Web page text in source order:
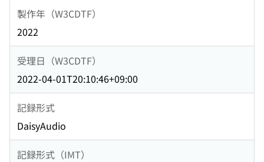
製作年（W3CDTF）
2022
受理日（W3CDTF）
2022-04-01T20:10:46+09:00
記録形式
DaisyAudio
記録形式（IMT）